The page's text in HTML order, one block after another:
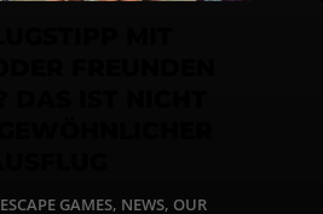
ESCAPE GAMES, NEWS, OUR